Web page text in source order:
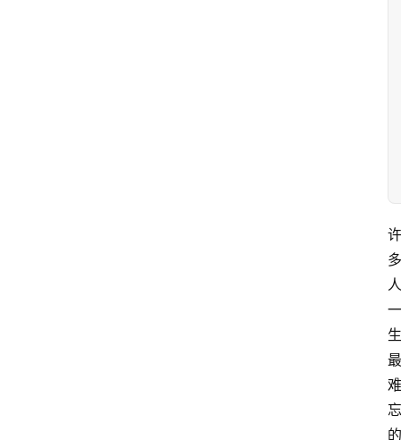
许
多
人
一
生
最
难
忘
的